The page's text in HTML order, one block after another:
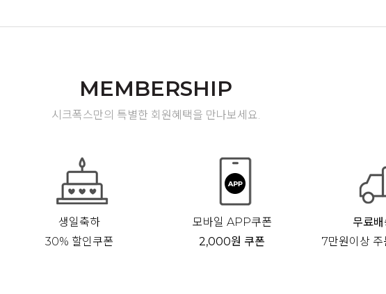
MEMBERSHIP
시크폭스만의 특별한 회원혜택을 만나보세요.
생일축하
30% 할인쿠폰
모바일 APP쿠폰
2,000원 쿠폰
무료
7만원이상 주